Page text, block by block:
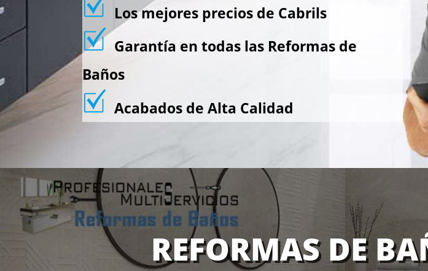
Los mejores precios de Cabrils
Garantía en todas las Reformas de
Baños
Acabados de Alta Calidad
REFORMAS DE